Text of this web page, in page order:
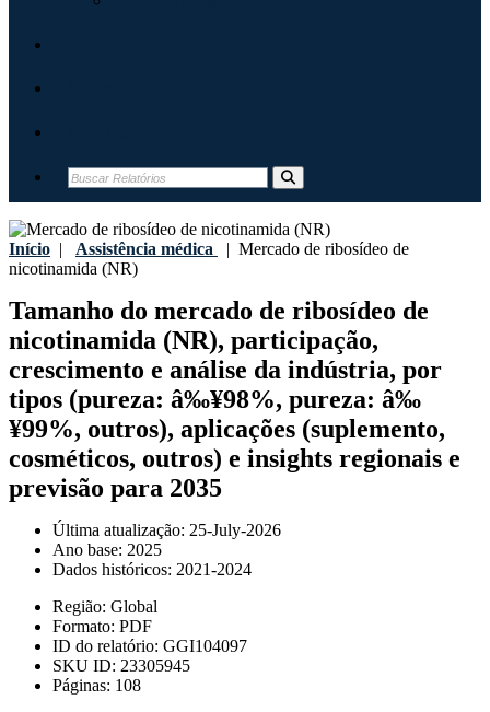
Início | Assistência médica | Mercado de ribosídeo de
nicotinamida (NR)
Tamanho do mercado de ribosídeo de
nicotinamida (NR), participação,
crescimento e análise da indústria, por
tipos (pureza: â‰¥98%, pureza: â‰
¥99%, outros), aplicações (suplemento,
cosméticos, outros) e insights regionais e
previsão para 2035
Última atualização: 25-July-2026
Ano base: 2025
Dados históricos: 2021-2024
Região: Global
Formato: PDF
ID do relatório: GGI104097
SKU ID: 23305945
Páginas: 108